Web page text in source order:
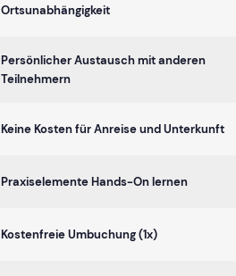
Ortsunabhängigkeit
Persönlicher Austausch mit anderen
Teilnehmern
Keine Kosten für Anreise und Unterkunft
Praxiselemente Hands-On lernen
Kostenfreie Umbuchung (1x)